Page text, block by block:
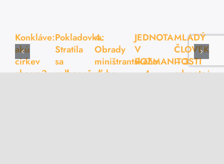
Konkláve:
akú
cirkev
chcem?
Pokladovka:
Stratila
sa
veľkonočná
4.
Obrady
miništrantského
sľubu.
JEDNOTA
V
ROZMANITOSTI
– 4.
MLADÝ
ČLOVEK
– 3.
adventná